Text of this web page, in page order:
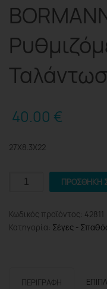
40.00 €
27X8.3X22
BORMANN
Ρυθμιζόμενη
Με
ΠΡΟΣΘΉΚΗ
Κωδικός προϊόντος: 42811
Κατηγορία: Σέγες -
ΠΕΡΙΓΡΑΦΉ